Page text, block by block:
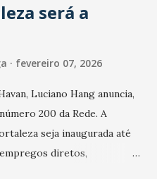
será a
fevereiro 07, 2026
Luciano Hang anuncia,
200 da Rede. A
seja inaugurada até
diretos,